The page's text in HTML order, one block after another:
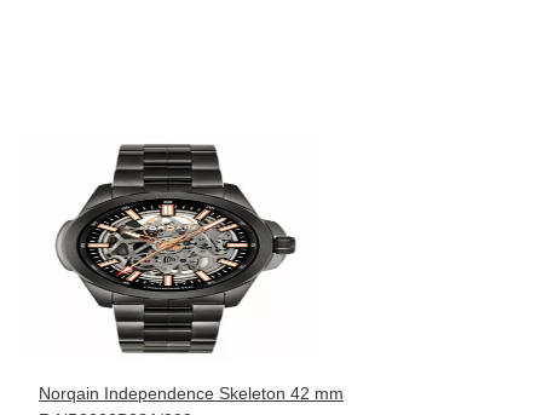
Norqain Independence Skeleton 42 mm